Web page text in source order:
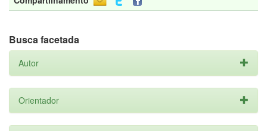
Busca facetada
Autor
Orientador